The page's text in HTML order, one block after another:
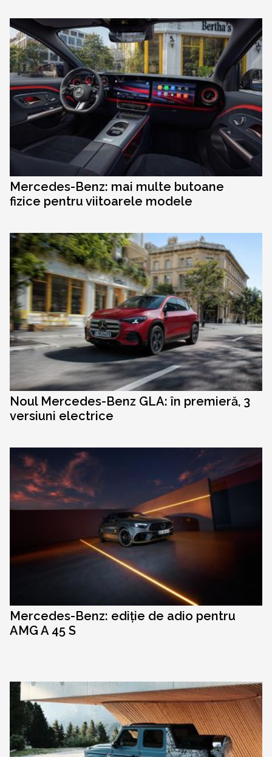
Mercedes-Benz: mai multe butoane
fizice pentru viitoarele modele
Noul Mercedes-Benz GLA: în premieră, 3
versiuni electrice
Mercedes-Benz: ediție de adio pentru
AMG A 45 S